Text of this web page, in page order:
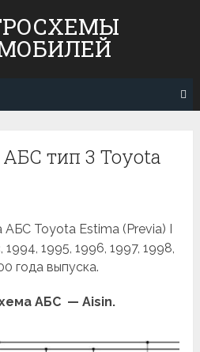
тип 3 Toyota
АБС Toyota Estima (Previa) I
1994, 1995, 1996, 1997, 1998,
года выпуска.
АБС — Aisin.